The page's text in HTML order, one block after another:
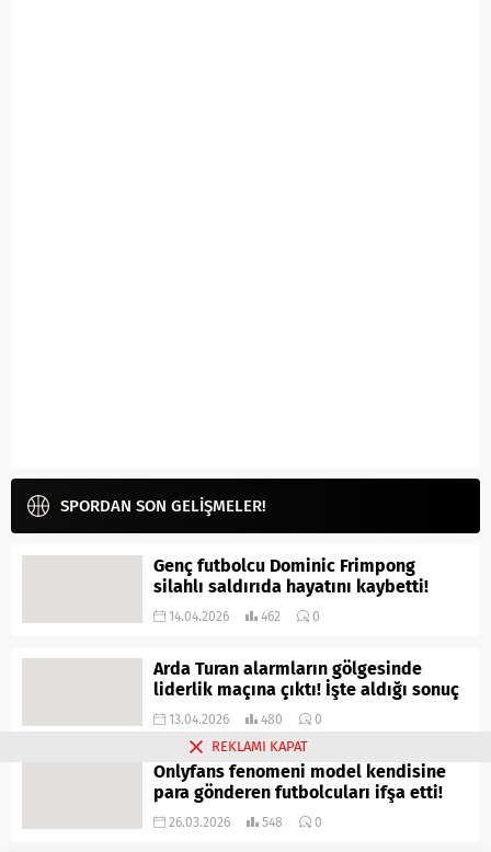
SPORDAN SON GELİŞMELER!
Genç futbolcu Dominic Frimpong
silahlı saldırıda hayatını kaybetti!
14.04.2026 462 0
Arda Turan alarmların gölgesinde
liderlik maçına çıktı! İşte aldığı sonuç
13.04.2026 480 0
Onlyfans fenomeni model kendisine
para gönderen futbolcuları ifşa etti!
26.03.2026 548 0
REKLAMI KAPAT